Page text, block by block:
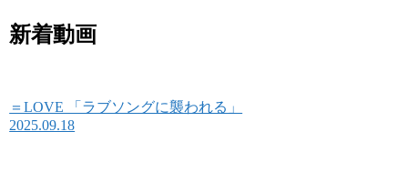
新着動画
＝LOVE 「ラブソングに襲われる」
2025.09.18